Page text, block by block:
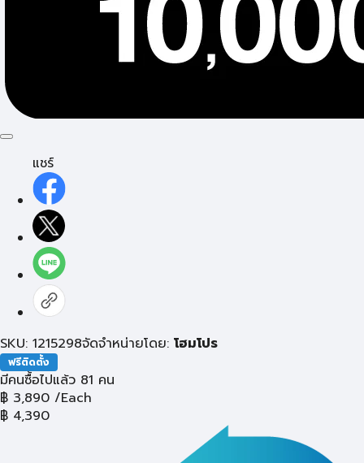
แชร์
SKU: 1215298จัดจำหน่ายโดย: โฮมโปร
ฟรีติดตั้ง
มีคนซื้อไปแล้ว 81 คน
฿ 3,890 /Each
฿ 4,390